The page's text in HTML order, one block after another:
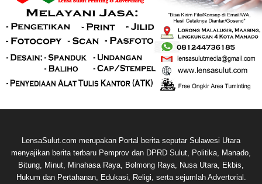
LensaSulut.com merupakan Portal berita seputar Sulawesi Utara
menyajikan berita terbaru Pemprov dan DPRD Sulut, Politika, Manado,
Bitung, Minut, Minahasa Raya, Bolmong Raya, Nusa Utara, Ekbis,
Hukum dan Pertahanan, Edukasi, Religi, serta sejumlah Advertorial.